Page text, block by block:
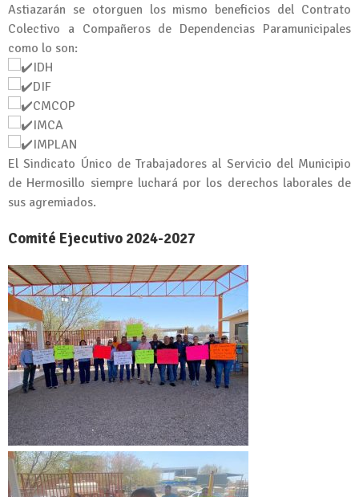
Astiazarán se otorguen los mismo beneficios del Contrato
Colectivo a Compañeros de Dependencias Paramunicipales
como lo son:
IDH
DIF
CMCOP
IMCA
IMPLAN
El Sindicato Único de Trabajadores al Servicio del Municipio
de Hermosillo siempre luchará por los derechos laborales de
sus agremiados.
Comité Ejecutivo 2024-2027